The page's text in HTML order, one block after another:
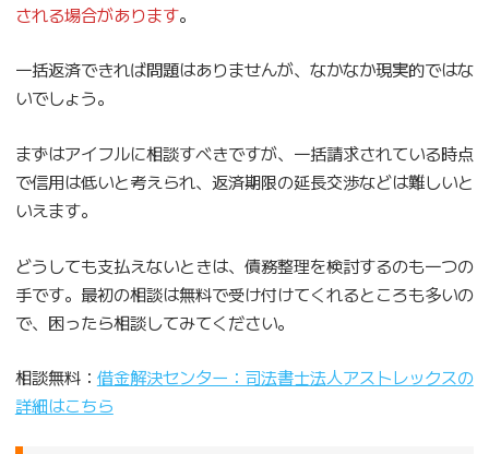
される場合があります。
一括返済できれば問題はありませんが、なかなか現実的ではな
いでしょう。
まずはアイフルに相談すべきですが、一括請求されている時点
で信用は低いと考えられ、返済期限の延長交渉などは難しいと
いえます。
どうしても支払えないときは、債務整理を検討するのも一つの
手です。最初の相談は無料で受け付けてくれるところも多いの
で、困ったら相談してみてください。
相談無料： 借金解決センター：司法書士法人アストレックスの
詳細はこちら